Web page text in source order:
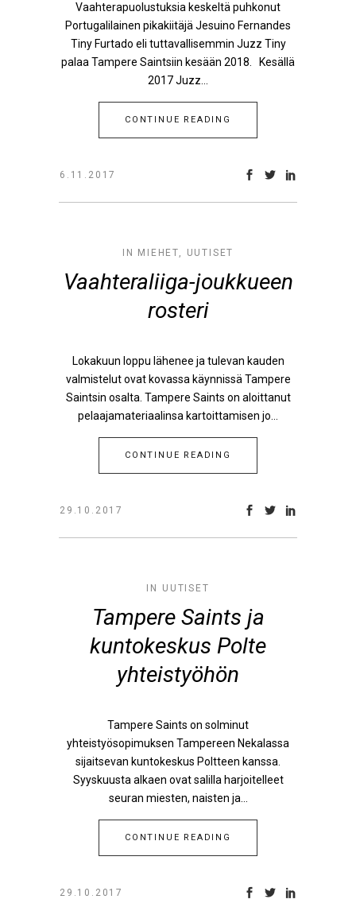
Vaahterapuolustuksia keskeltä puhkonut
Portugalilainen pikakiitäjä Jesuino Fernandes
Tiny Furtado eli tuttavallisemmin Juzz Tiny
palaa Tampere Saintsiin kesään 2018. Kesällä
2017 Juzz...
CONTINUE READING
6.11.2017
IN MIEHET, UUTISET
Vaahteraliiga-joukkueen
rosteri
Lokakuun loppu lähenee ja tulevan kauden
valmistelut ovat kovassa käynnissä Tampere
Saintsin osalta. Tampere Saints on aloittanut
pelaajamateriaalinsa kartoittamisen jo...
CONTINUE READING
29.10.2017
IN UUTISET
Tampere Saints ja
kuntokeskus Polte
yhteistyöhön
Tampere Saints on solminut
yhteistyösopimuksen Tampereen Nekalassa
sijaitsevan kuntokeskus Poltteen kanssa.
Syyskuusta alkaen ovat salilla harjoitelleet
seuran miesten, naisten ja...
CONTINUE READING
29.10.2017